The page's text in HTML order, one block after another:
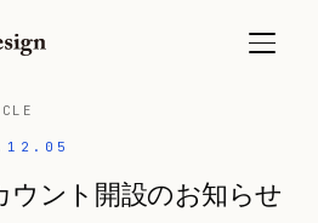
ウント開設のお知らせ